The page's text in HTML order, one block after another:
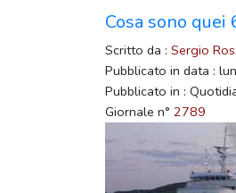
Cosa sono
Scritto da : Sergio
Pubblicato in data :
Pubblicato in :
Giornale n° 2789